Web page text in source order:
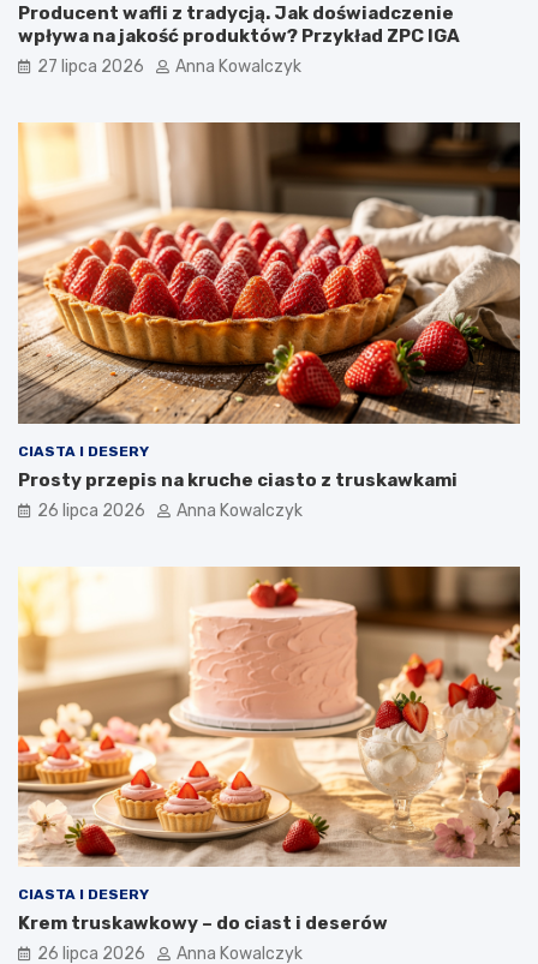
Producent wafli z tradycją. Jak doświadczenie
wpływa na jakość produktów? Przykład ZPC IGA
27 lipca 2026 Anna Kowalczyk
CIASTA I DESERY
Prosty przepis na kruche ciasto z truskawkami
26 lipca 2026 Anna Kowalczyk
CIASTA I DESERY
Krem truskawkowy – do ciast i deserów
26 lipca 2026 Anna Kowalczyk